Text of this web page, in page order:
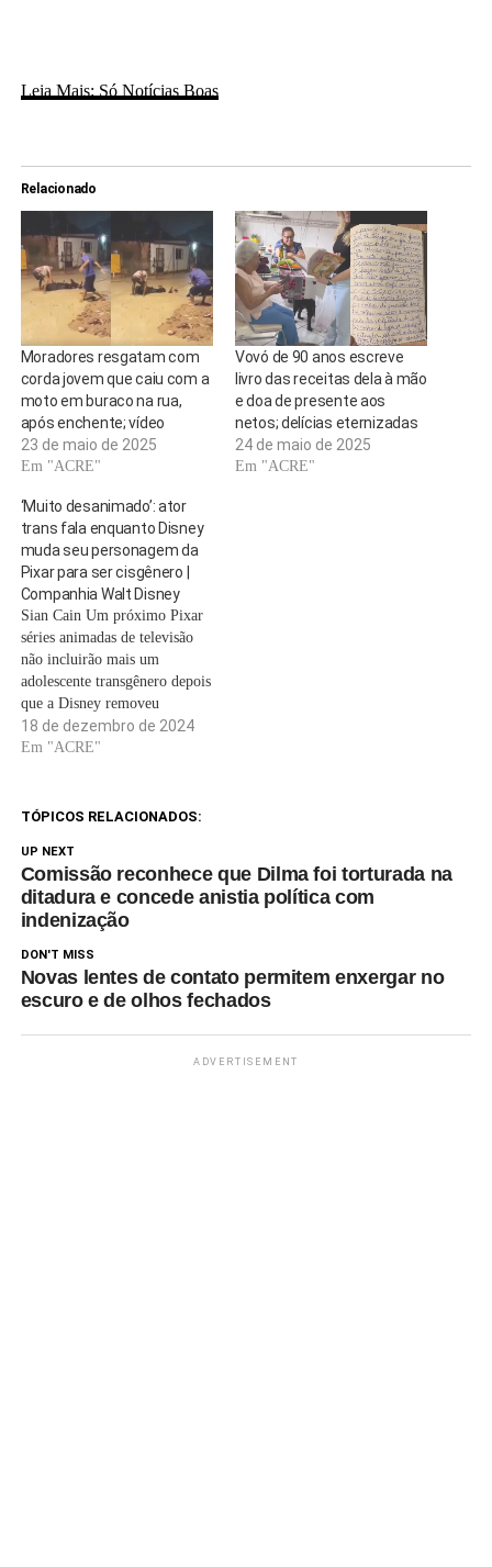
Leia Mais: Só Notícias Boas
Relacionado
Moradores resgatam com
corda jovem que caiu com a
moto em buraco na rua,
após enchente; vídeo
23 de maio de 2025
Em "ACRE"
Vovó de 90 anos escreve
livro das receitas dela à mão
e doa de presente aos
netos; delícias eternizadas
24 de maio de 2025
Em "ACRE"
‘Muito desanimado’: ator
trans fala enquanto Disney
muda seu personagem da
Pixar para ser cisgênero |
Companhia Walt Disney
Sian Cain Um próximo Pixar
séries animadas de televisão
não incluirão mais um
adolescente transgênero depois
que a Disney removeu
diálogos que faziam referência
à identidade de gênero do
fevereiro, segue diferentes
misto de softball, os Pickles,
…
18 de dezembro de 2024
Em "ACRE"
TÓPICOS RELACIONADOS:
UP NEXT
Comissão reconhece que Dilma foi torturada na
ditadura e concede anistia política com
indenização
DON'T MISS
Novas lentes de contato permitem enxergar no
escuro e de olhos fechados
ADVERTISEMENT